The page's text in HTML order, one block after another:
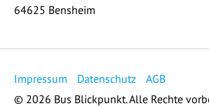
64625 Bensheim
Impressum Datenschutz
AGB
© 2026 Bus Blickpunkt. Alle Rechte